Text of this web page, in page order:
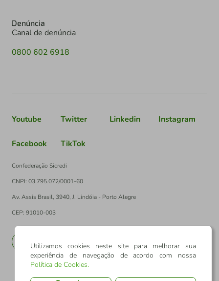
Denúncia
Canal de denúncia
0800 602 6918
Youtube Twitter Linkedin Instagram
Facebook TikTok
Confederação Sicredi
CNPJ: 03.795.072/0001-60
Av. Assis Brasil, 3940, J. Lindóia - Porto Alegre
CEP: 91010-003
Utilizamos cookies neste site para melhorar sua
experiência de navegação de acordo com nossa
Política de Cookies.